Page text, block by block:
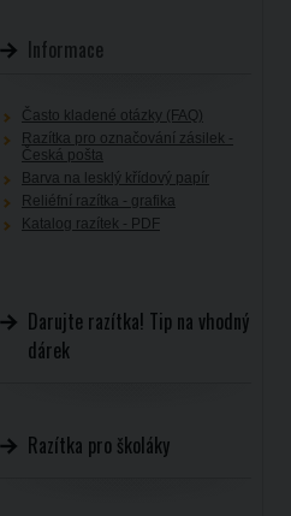
Informace
Často kladené otázky (FAQ)
Razítka pro označování zásilek -
Česká pošta
Barva na lesklý křídový papír
Reliéfní razítka - grafika
Katalog razítek - PDF
Darujte razítka! Tip na vhodný
dárek
Razítka pro školáky